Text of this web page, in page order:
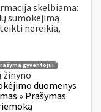
skelbiama:
sumokėjimą
nereikia,
gyventojui
žinyno
duomenys
» Prašymas